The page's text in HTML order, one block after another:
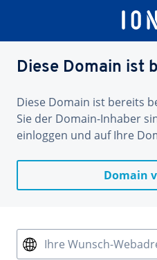
Diese Domain ist
Diese Domain ist bereits
Sie der Domain-Inhaber
einloggen und auf Ihre
Domain
Ihre Wunsch-